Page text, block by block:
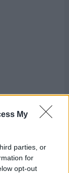
My
parties, or
for
opt-out